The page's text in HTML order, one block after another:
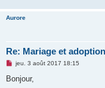
Aurore
Re: Mariage et adoption
M
s
jeu. 3 août 2017 18:15
Bonjour,